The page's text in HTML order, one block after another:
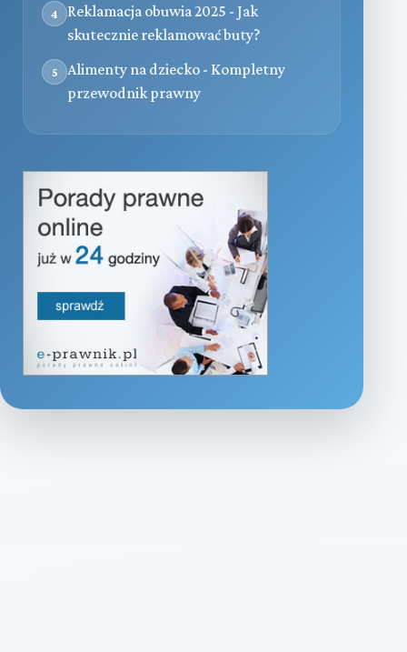
4
Reklamacja obuwia 2025 - Jak
skutecznie reklamować buty?
5
Alimenty na dziecko - Kompletny
przewodnik prawny